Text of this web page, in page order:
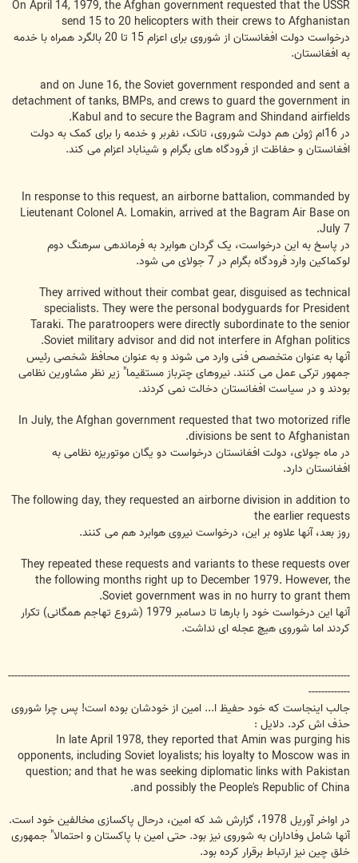
On April 14, 1979, the Afghan government requested that the USSR
send 15 to 20 helicopters with their crews to Afghanistan
درخواست دولت افغانستان از شوروی برای اعزام 15 تا 20 بالگرد همراه با خدمه
به افغانستان.
and on June 16, the Soviet government responded and sent a
detachment of tanks, BMPs, and crews to guard the government in
Kabul and to secure the Bagram and Shindand airfields.
در 16ام ژوئن هم دولت شوروی، تانک، نفربر و خدمه را برای کمک به دولت
افغانستان و حفاظت از فرودگاه های بگرام و شیناباد اعزام می کند.
In response to this request, an airborne battalion, commanded by
Lieutenant Colonel A. Lomakin, arrived at the Bagram Air Base on
July 7.
در پاسخ به این درخواست، یک گردان هوابرد به فرماندهی سرهنگ دوم
لوکماکین وارد فرودگاه بگرام در 7 جولای می شود.
They arrived without their combat gear, disguised as technical
specialists. They were the personal bodyguards for President
Taraki. The paratroopers were directly subordinate to the senior
Soviet military advisor and did not interfere in Afghan politics.
آنها به عنوان متخصص فنی وارد می شوند و به عنوان محافظ شخصی رئیس
جمهور ترکی عمل می کنند. نیروهای چترباز مستقیما" زیر نظر مشاورین نظامی
بودند و در سیاست افغانستان دخالت نمی کردند.
In July, the Afghan government requested that two motorized rifle
divisions be sent to Afghanistan.
در ماه جولای، دولت افغانستان درخواست دو یگان موتوریزه نظامی به
افغانستان دارد.
The following day, they requested an airborne division in addition to
the earlier requests
روز بعد، آنها علاوه بر این، درخواست نیروی هوابرد هم می کنند.
They repeated these requests and variants to these requests over
the following months right up to December 1979. However, the
Soviet government was in no hurry to grant them.
آنها این درخواست خود را بارها تا دسامبر 1979 (شروع تهاجم همگانی) تکرار
کردند اما شوروی هیچ عجله ای نداشت.
-----------------------------------------------------------------------------------------------------------
-------------
جالب اینجاست که خود حفیظ ا... امین از خودشان بوده است! پس چرا شوروی
حذف اش کرد. دلایل :
In late April 1978, they reported that Amin was purging his
opponents, including Soviet loyalists; his loyalty to Moscow was in
question; and that he was seeking diplomatic links with Pakistan
and possibly the People's Republic of China.
در اواخر آوریل 1978، گزارش شد که امین، درحال پاکسازی مخالفین خود است.
آنها شامل وفاداران به شوروی نیز بود. حتی امین با پاکستان و احتمالا" جمهوری
خلق چین نیز ارتباط برقرار کرده بود.